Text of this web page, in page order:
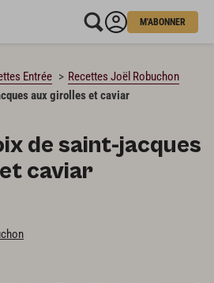
M'ABONNER
Entrée
Recettes Joël Robuchon
aux girolles et caviar
de saint-jacques
caviar